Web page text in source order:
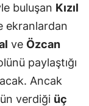
buluşan Kızıl
ekranlardan
ve Özcan
paylaştığı
Ancak
verdiği üç